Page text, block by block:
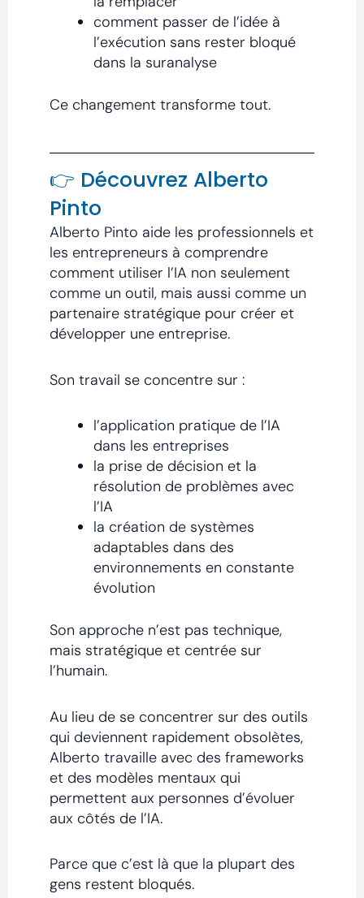
comment passer de l’idée à
l’exécution sans rester bloqué
dans la suranalyse
Ce changement transforme tout.
👉 Découvrez Alberto
Pinto
Alberto Pinto aide les professionnels et
les entrepreneurs à comprendre
comment utiliser l’IA non seulement
comme un outil, mais aussi comme un
partenaire stratégique pour créer et
développer une entreprise.
Son travail se concentre sur :
l’application pratique de l’IA
dans les entreprises
la prise de décision et la
résolution de problèmes avec
l’IA
la création de systèmes
adaptables dans des
environnements en constante
évolution
Son approche n’est pas technique,
mais stratégique et centrée sur
l’humain.
Au lieu de se concentrer sur des outils
qui deviennent rapidement obsolètes,
Alberto travaille avec des frameworks
et des modèles mentaux qui
permettent aux personnes d’évoluer
aux côtés de l’IA.
Parce que c’est là que la plupart des
gens restent bloqués.